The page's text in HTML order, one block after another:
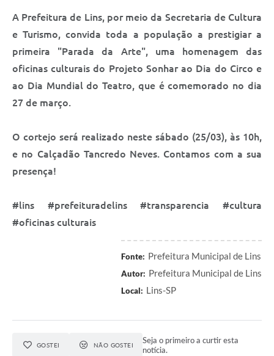
Relação dos Itinerários do Transporte Público
Consulta Pública sobre o Plano Municipal de
Saneamento Básico de Lins
FAQ
Junta Militar
Contato
Lei Orgânica
Infraestrutura
Plano de Contingência 2024-2025 Lins/SP
A Prefeitura de Lins, por meio da Secretaria de Cultura
e Turismo, convida toda a população a prestigiar a
primeira "Parada da Arte", uma homenagem das
oficinas culturais do Projeto Sonhar ao Dia do Circo e
ao Dia Mundial do Teatro, que é comemorado no dia
27 de março.
O cortejo será realizado neste sábado (25/03), às 10h,
e no Calçadão Tancredo Neves. Contamos com a sua
presença!
#lins #prefeituradelins #transparencia #cultura
#oficinas culturais
Fonte: Prefeitura Municipal de Lins
Autor: Prefeitura Municipal de Lins
Local: Lins-SP
GOSTEI NÃO GOSTEI
Seja o primeiro a curtir esta
notícia.